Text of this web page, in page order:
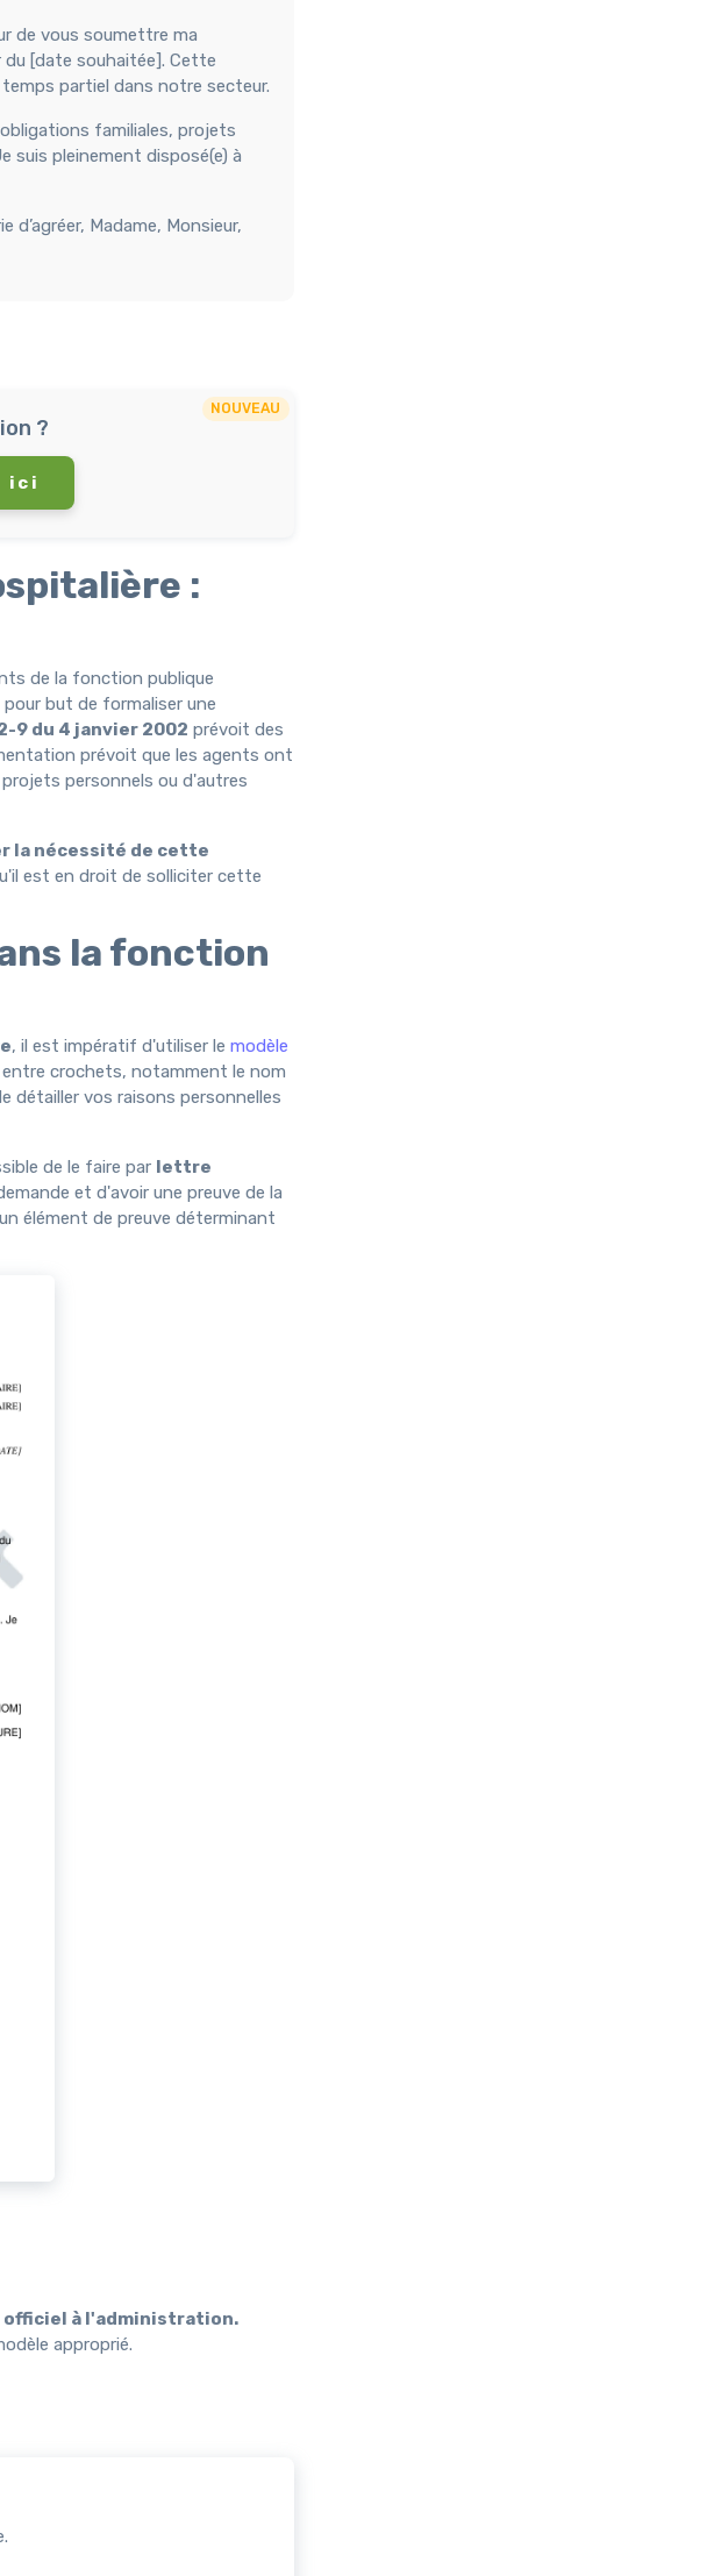
de vous soumettre ma
[date souhaitée]. Cette
partiel dans notre secteur.
familiales, projets
suis pleinement disposé(e) à
Madame, Monsieur,
NOUVEAU
?
ici
:
de la fonction publique
but de formaliser une
9 du 4 janvier 2002 prévoit des
prévoit que les agents ont
personnels ou d'autres
la nécessité de cette
est en droit de solliciter cette
la fonction
, il est impératif d'utiliser le modèle
entre crochets, notamment le nom
détailler vos raisons personnelles
de le faire par lettre
et d'avoir une preuve de la
élément de preuve déterminant
officiel à l'administration.
approprié.